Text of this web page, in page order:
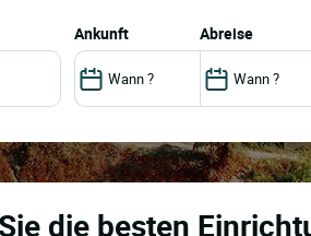
ankunft abreise
die besten